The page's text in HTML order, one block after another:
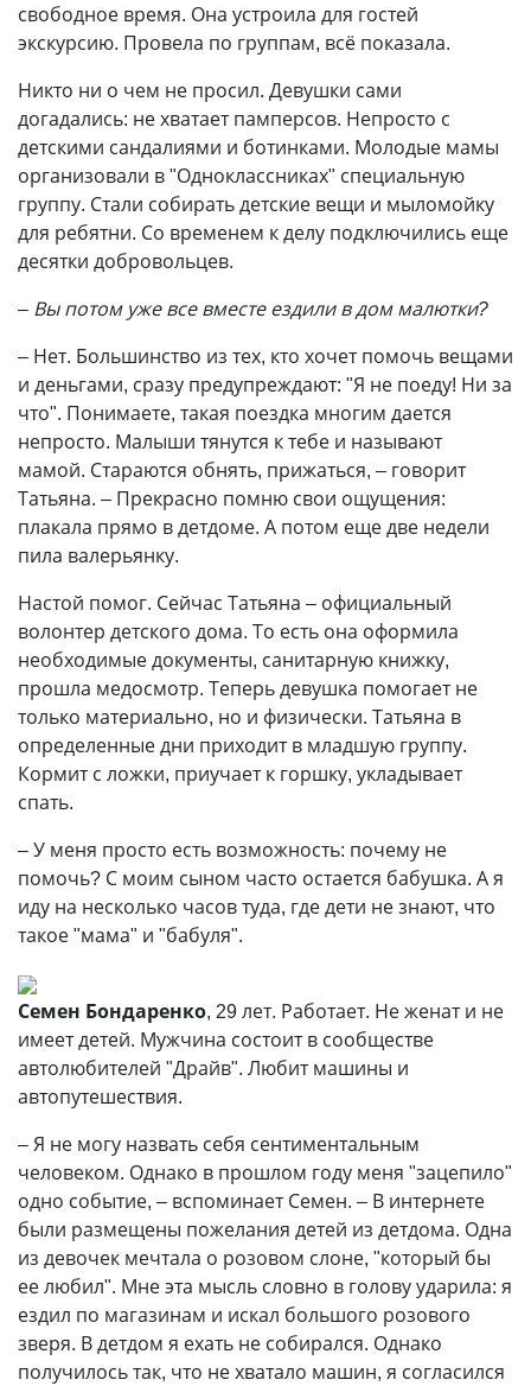
свободное время. Она устроила для гостей
экскурсию. Провела по группам, всё показала.
Никто ни о чем не просил. Девушки сами
догадались: не хватает памперсов. Непросто с
детскими сандалиями и ботинками. Молодые мамы
организовали в "Одноклассниках" специальную
группу. Стали собирать детские вещи и мыломойку
для ребятни. Со временем к делу подключились еще
десятки добровольцев.
– Вы потом уже все вместе ездили в дом малютки?
– Нет. Большинство из тех, кто хочет помочь вещами
и деньгами, сразу предупреждают: "Я не поеду! Ни за
что". Понимаете, такая поездка многим дается
непросто. Малыши тянутся к тебе и называют
мамой. Стараются обнять, прижаться, – говорит
Татьяна. – Прекрасно помню свои ощущения:
плакала прямо в детдоме. А потом еще две недели
пила валерьянку.
Настой помог. Сейчас Татьяна – официальный
волонтер детского дома. То есть она оформила
необходимые документы, санитарную книжку,
прошла медосмотр. Теперь девушка помогает не
только материально, но и физически. Татьяна в
определенные дни приходит в младшую группу.
Кормит с ложки, приучает к горшку, укладывает
спать.
– У меня просто есть возможность: почему не
помочь? С моим сыном часто остается бабушка. А я
иду на несколько часов туда, где дети не знают, что
такое "мама" и "бабуля".
Семен Бондаренко, 29 лет. Работает. Не женат и не
имеет детей. Мужчина состоит в сообществе
автолюбителей "Драйв". Любит машины и
автопутешествия.
– Я не могу назвать себя сентиментальным
человеком. Однако в прошлом году меня "зацепило"
одно событие, – вспоминает Семен. – В интернете
были размещены пожелания детей из детдома. Одна
из девочек мечтала о розовом слоне, "который бы
ее любил". Мне эта мысль словно в голову ударила: я
ездил по магазинам и искал большого розового
зверя. В детдом я ехать не собирался. Однако
получилось так, что не хватало машин, я согласился